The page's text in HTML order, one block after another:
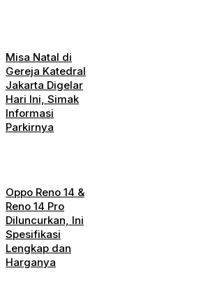
Misa Natal di
Gereja Katedral
Jakarta Digelar
Hari Ini, Simak
Informasi
Parkirnya
Oppo Reno 14 &
Reno 14 Pro
Diluncurkan, Ini
Spesifikasi
Lengkap dan
Harganya